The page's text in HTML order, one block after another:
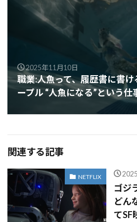
2025年11月10日
職業:人魚って、履歴書に書
ープル “人魚になる”という仕
関連する記事
NETFLIX
ゴジ
どん
てSF